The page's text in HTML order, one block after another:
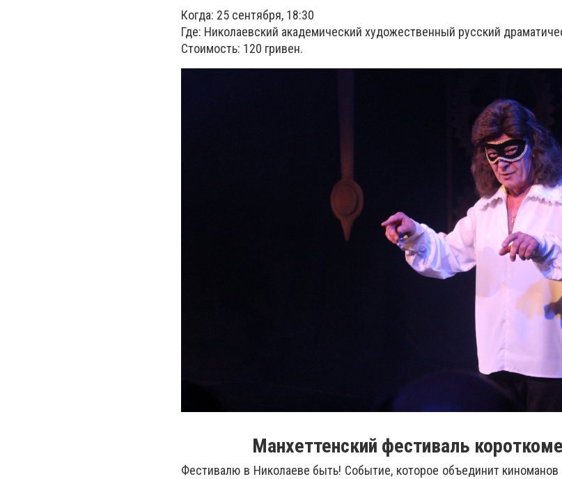
Когда: 25 сентября, 18:30
Где: Николаевский академический художественный русский
Стоимость: 120 гривен.
Манхеттенский фестиваль
Фестивалю в Николаеве быть! Событие, которое объединит